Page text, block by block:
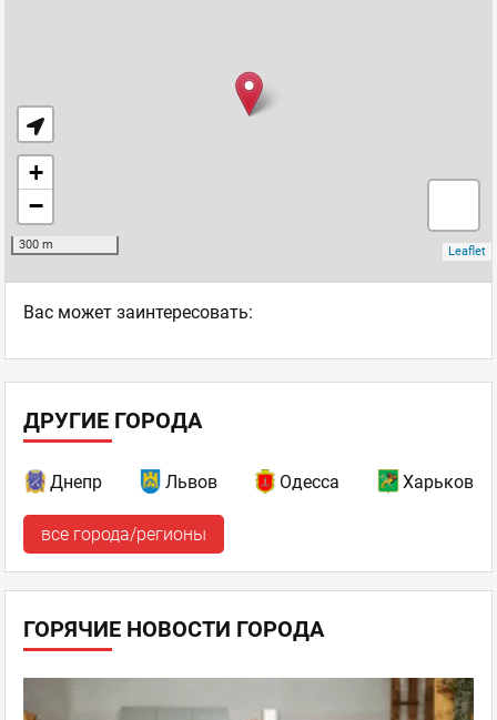
Ваc может заинтересовать:
ДРУГИЕ ГОРОДА
Днепр Львов Одесса Харьков
все города/регионы
ГОРЯЧИЕ НОВОСТИ ГОРОДА